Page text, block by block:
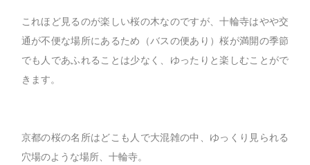
これほど見るのが楽しい桜の木なのですが、十輪寺はやや交
通が不便な場所にあるため（バスの便あり）桜が満開の季節
でも人であふれることは少なく、ゆったりと楽しむことがで
きます。
京都の桜の名所はどこも人で大混雑の中、ゆっくり見られる
穴場のような場所、十輪寺。